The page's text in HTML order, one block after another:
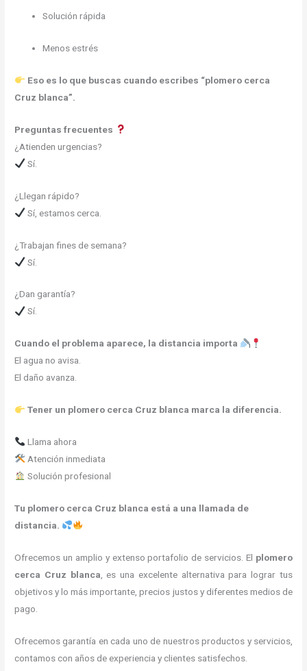
Solución rápida
Menos estrés
Eso es lo que buscas cuando escribes “plomero cerca
Cruz blanca”.
Preguntas frecuentes
¿Atienden urgencias?
Sí.
¿Llegan rápido?
Sí, estamos cerca.
¿Trabajan fines de semana?
Sí.
¿Dan garantía?
Sí.
Cuando el problema aparece, la distancia importa
El agua no avisa.
El daño avanza.
Tener un plomero cerca Cruz blanca marca la diferencia.
Llama ahora
Atención inmediata
Solución profesional
Tu plomero cerca Cruz blanca está a una llamada de
distancia.
Ofrecemos un amplio y extenso portafolio de servicios. El plomero
cerca Cruz blanca , es una excelente alternativa para lograr tus
objetivos y lo más importante, precios justos y diferentes medios de
pago.
Ofrecemos garantía en cada uno de nuestros productos y servicios,
contamos con años de experiencia y clientes satisfechos.